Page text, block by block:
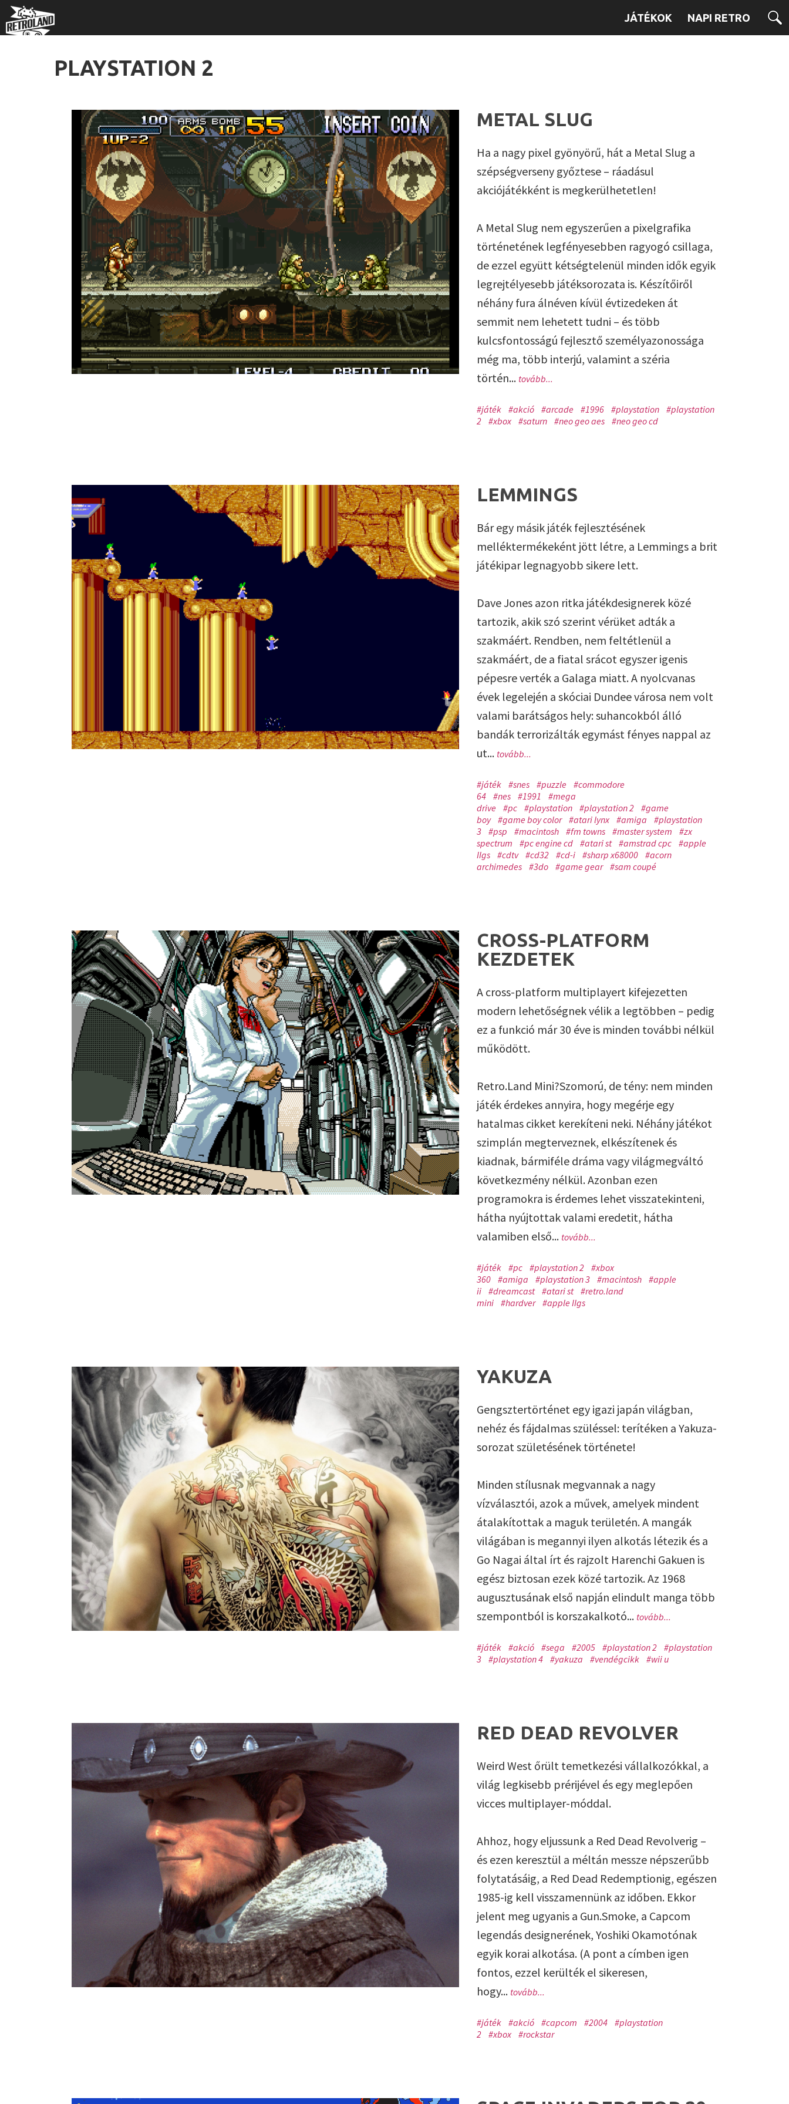
JÁTÉKOK NAPI RETRO
PLAYSTATION 2
METAL SLUG
Ha a nagy pixel gyönyörű, hát a Metal Slug a
szépségverseny győztese – ráadásul
akciójátékként is megkerülhetetlen!
A Metal Slug nem egyszerűen a pixelgrafika
történetének legfényesebben ragyogó csillaga,
de ezzel együtt kétségtelenül minden idők egyik
legrejtélyesebb játéksorozata is. Készítőiről
néhány fura álnéven kívül évtizedeken át
semmit nem lehetett tudni – és több
kulcsfontosságú fejlesztő személyazonossága
még ma, több interjú, valamint a széria
történ... tovább...
#játék #akció #arcade #1996 #playstation #playstation
2 #xbox #saturn #neo geo aes #neo geo cd
LEMMINGS
Bár egy másik játék fejlesztésének
melléktermékeként jött létre, a Lemmings a brit
játékipar legnagyobb sikere lett.
Dave Jones azon ritka játékdesignerek közé
tartozik, akik szó szerint vérüket adták a
szakmáért. Rendben, nem feltétlenül a
szakmáért, de a fiatal srácot egyszer igenis
pépesre verték a Galaga miatt. A nyolcvanas
évek legelején a skóciai Dundee városa nem volt
valami barátságos hely: suhancokból álló
bandák terrorizálták egymást fényes nappal az
ut... tovább...
#játék #snes #puzzle
#commodore
64 #nes #1991
#mega
drive
#pc #playstation #playstation 2 #game
boy #game boy color #atari lynx #amiga
#playstation
3 #psp #macintosh #fm towns #master system
#zx
spectrum
#pc engine cd #atari st #amstrad cpc #apple
IIgs #cdtv #cd32 #cd-i #sharp x68000 #acorn
archimedes #3do #game gear #sam coupé
CROSS-PLATFORM
KEZDETEK
A cross-platform multiplayert kifejezetten
modern lehetőségnek vélik a legtöbben – pedig
ez a funkció már 30 éve is minden további nélkül
működött.
Retro.Land Mini?Szomorú, de tény: nem minden
játék érdekes annyira, hogy megérje egy
hatalmas cikket kerekíteni neki. Néhány játékot
szimplán megterveznek, elkészítenek és
kiadnak, bármiféle dráma vagy világmegváltó
következmény nélkül. Azonban ezen
programokra is érdemes lehet visszatekinteni,
hátha nyújtottak valami eredetit, hátha
valamiben első... tovább...
#játék #pc #playstation 2 #xbox
360 #amiga #playstation 3 #macintosh #apple
ii #dreamcast #atari st #retro.land
mini #hardver #apple IIgs
YAKUZA
Gengsztertörténet egy igazi japán világban,
nehéz és fájdalmas szüléssel: terítéken a Yakuza-
sorozat születésének története!
Minden stílusnak megvannak a nagy
vízválasztói, azok a művek, amelyek mindent
átalakítottak a maguk területén. A mangák
világában is megannyi ilyen alkotás létezik és a
Go Nagai által írt és rajzolt Harenchi Gakuen is
egész biztosan ezek közé tartozik. Az 1968
augusztusának első napján elindult manga több
szempontból is korszakalkotó... tovább...
#játék #akció #sega #2005 #playstation 2 #playstation
3 #playstation 4 #yakuza #vendégcikk #wii u
RED DEAD REVOLVER
Weird West őrült temetkezési vállalkozókkal, a
világ legkisebb prérijével és egy meglepően
vicces multiplayer-móddal.
Ahhoz, hogy eljussunk a Red Dead Revolverig –
és ezen keresztül a méltán messze népszerűbb
folytatásáig, a Red Dead Redemptionig, egészen
1985-ig kell visszamennünk az időben. Ekkor
jelent meg ugyanis a Gun.Smoke, a Capcom
legendás designerének, Yoshiki Okamotónak
egyik korai alkotása. (A pont a címben igen
fontos, ezzel kerülték el sikeresen,
hogy... tovább...
#játék #akció #capcom #2004 #playstation
2 #xbox #rockstar